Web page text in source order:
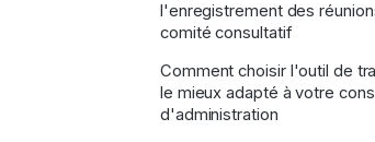
l'enregistrement des
comité consultatif
Comment choisir l'outil de
le mieux adapté à votre
d'administration